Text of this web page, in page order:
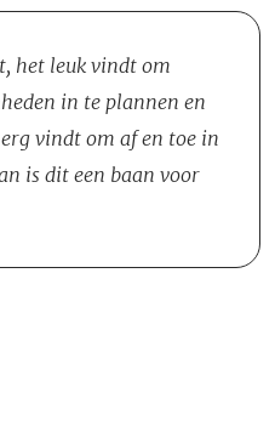
het leuk vindt om
in te plannen en
vindt om af en toe in
is dit een baan voor